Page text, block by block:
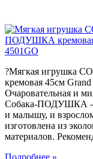
?Мягкая игрушка
кремовая 45см
Очаровательная и
Собака-ПОДУШКА -
и малышу, и
изготовлена из
материалов.
Подробнее »